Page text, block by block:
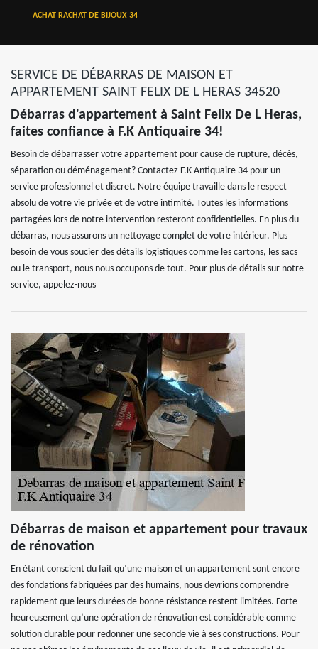
ACHAT RACHAT DE BIJOUX 34
SERVICE DE DÉBARRAS DE MAISON ET
APPARTEMENT SAINT FELIX DE L HERAS 34520
Débarras d'appartement à Saint Felix De L Heras,
faites confiance à F.K Antiquaire 34!
Besoin de débarrasser votre appartement pour cause de rupture, décès,
séparation ou déménagement? Contactez F.K Antiquaire 34 pour un
service professionnel et discret. Notre équipe travaille dans le respect
absolu de votre vie privée et de votre intimité. Toutes les informations
partagées lors de notre intervention resteront confidentielles. En plus du
débarras, nous assurons un nettoyage complet de votre intérieur. Plus
besoin de vous soucier des détails logistiques comme les cartons, les sacs
ou le transport, nous nous occupons de tout. Pour plus de détails sur notre
service, appelez-nous
Débarras de maison et appartement pour travaux
de rénovation
En étant conscient du fait qu’une maison et un appartement sont encore
des fondations fabriquées par des humains, nous devrions comprendre
rapidement que leurs durées de bonne résistance restent limitées. Forte
heureusement qu’une opération de rénovation est considérable comme
solution durable pour redonner une seconde vie à ses constructions. Pour